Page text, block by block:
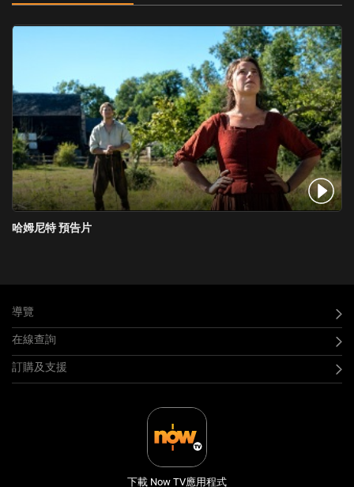
哈姆尼特 預告片
導覽
在線查詢
訂購及支援
下載 Now TV應用程式